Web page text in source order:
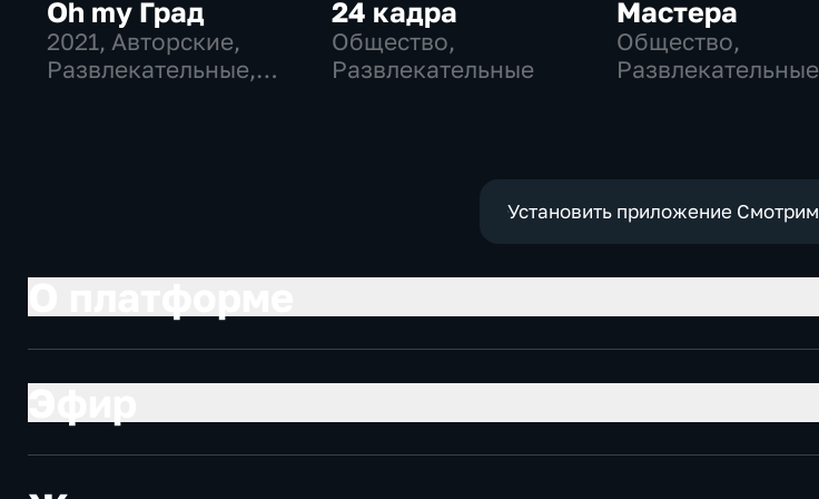
Oh my Град
2021, Авторские,
Развлекательные,
24 кадра
Общество,
Развлекательные
Мастера
Общество,
Развлекательные
Установить приложение Смотрим